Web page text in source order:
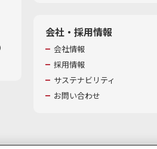
会社・採用情報
会社情報
採用情報
サステナビリティ
お問い合わせ